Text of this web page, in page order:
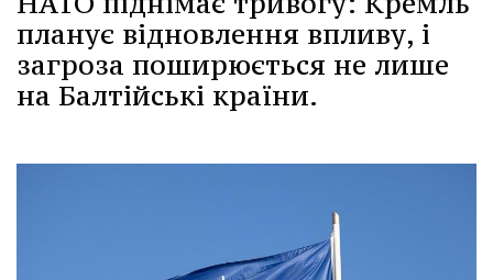
планує відновлення впливу, і
загроза поширюється не лише
на Балтійські країни.